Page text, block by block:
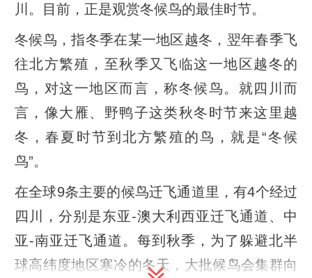
川。目前，正是观赏冬候鸟的最佳时节。
冬候鸟，指冬季在某一地区越冬，翌年春季飞
往北方繁殖，至秋季又飞临这一地区越冬的
鸟，对这一地区而言，称冬候鸟。就四川而
言，像大雁、野鸭子这类秋冬时节来这里越
冬，春夏时节到北方繁殖的鸟，就是“冬候
鸟”。
在全球9条主要的候鸟迁飞通道里，有4个经过
四川，分别是东亚-澳大利西亚迁飞通道、中
亚-南亚迁飞通道。每到秋季，为了躲避北半
球高纬度地区寒冷的冬天，大批候鸟会集群向